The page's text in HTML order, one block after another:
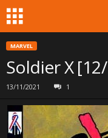
MARVEL
Soldier X
13/11/2021 1